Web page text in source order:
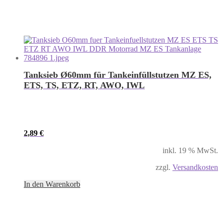
Tanksieb Ø60mm für Tankeinfüllstutzen MZ ES,
ETS, TS, ETZ, RT, AWO, IWL
2,89 €
inkl. 19 % MwSt.
zzgl. Versandkosten
In den Warenkorb